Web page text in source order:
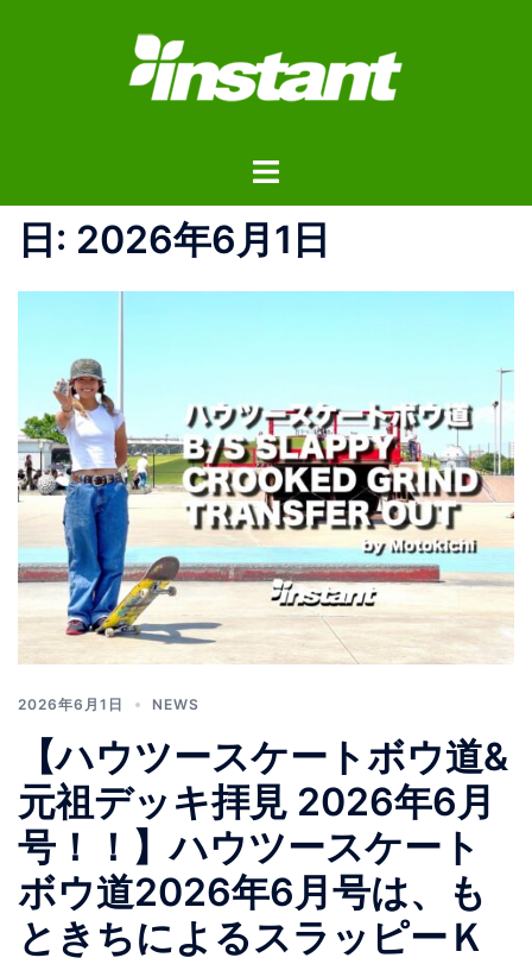
ス
ト
ル
メ
ニ
日: 2026年6月1日
2026年6月1日 NEWS
【ハウツースケートボウ道&
元祖デッキ拝見 2026年6月
号！！】ハウツースケート
ボウ道2026年6月号は、も
ときちによるスラッピーＫ